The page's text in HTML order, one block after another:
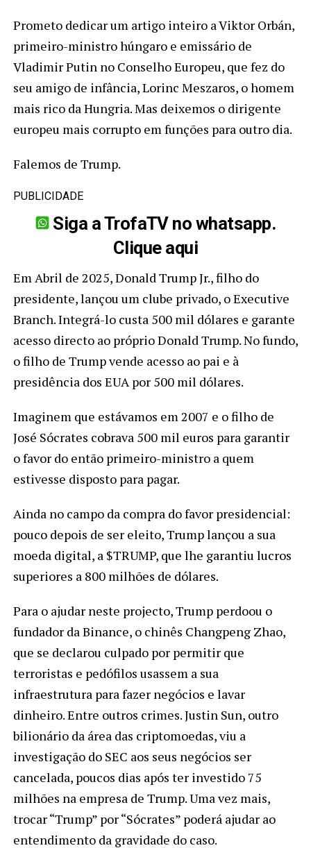
Prometo dedicar um artigo inteiro a Viktor Orbán,
primeiro-ministro húngaro e emissário de
Vladimir Putin no Conselho Europeu, que fez do
seu amigo de infância, Lorinc Meszaros, o homem
mais rico da Hungria. Mas deixemos o dirigente
europeu mais corrupto em funções para outro dia.
Falemos de Trump.
PUBLICIDADE
Siga a TrofaTV no whatsapp.
Clique aqui
Em Abril de 2025, Donald Trump Jr., filho do
presidente, lançou um clube privado, o Executive
Branch. Integrá-lo custa 500 mil dólares e garante
acesso directo ao próprio Donald Trump. No fundo,
o filho de Trump vende acesso ao pai e à
presidência dos EUA por 500 mil dólares.
Imaginem que estávamos em 2007 e o filho de
José Sócrates cobrava 500 mil euros para garantir
o favor do então primeiro-ministro a quem
estivesse disposto para pagar.
Ainda no campo da compra do favor presidencial:
pouco depois de ser eleito, Trump lançou a sua
moeda digital, a $TRUMP, que lhe garantiu lucros
superiores a 800 milhões de dólares.
Para o ajudar neste projecto, Trump perdoou o
fundador da Binance, o chinês Changpeng Zhao,
que se declarou culpado por permitir que
terroristas e pedófilos usassem a sua
infraestrutura para fazer negócios e lavar
dinheiro. Entre outros crimes. Justin Sun, outro
bilionário da área das criptomoedas, viu a
investigação do SEC aos seus negócios ser
cancelada, poucos dias após ter investido 75
milhões na empresa de Trump. Uma vez mais,
trocar “Trump” por “Sócrates” poderá ajudar ao
entendimento da gravidade do caso.